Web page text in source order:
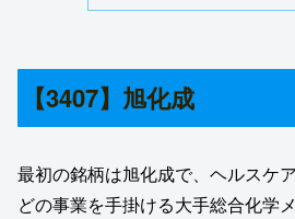
【3407】旭化成
最初の銘柄は旭化成で、ヘルスケ
どの事業を手掛ける大手総合化学